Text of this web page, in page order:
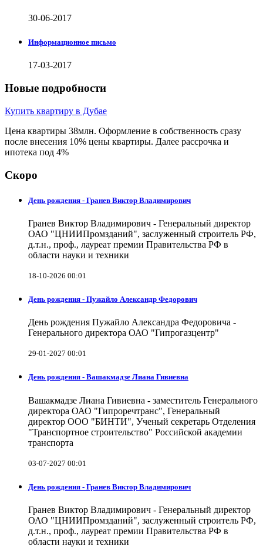
30-06-2017
Информационное письмо
17-03-2017
Новые подробности
Купить квартиру в Дубае
Цена квартиры 38млн. Оформление в собственность сразу
после внесения 10% цены квартиры. Далее рассрочка и
ипотека под 4%
Скоро
День рождения - Гранев Виктор Владимирович
Гранев Виктор Владимирович - Генеральный директор
ОАО "ЦНИИПромзданий", заслуженный строитель РФ,
д.т.н., проф., лауреат премии Правительства РФ в
области науки и техники
18-10-2026 00:01
День рождения - Пужайло Александр Федорович
День рождения Пужайло Александра Федоровича -
Генерального директора ОАО "Гипрогазцентр"
29-01-2027 00:01
День рождения - Вашакмадзе Лиана Гивиевна
Вашакмадзе Лиана Гивиевна - заместитель Генерального
директора ОАО "Гипроречтранс", Генеральный
директор ООО "БИНТИ", Ученый секретарь Отделения
"Транспортное строительство" Российской академии
транспорта
03-07-2027 00:01
День рождения - Гранев Виктор Владимирович
Гранев Виктор Владимирович - Генеральный директор
ОАО "ЦНИИПромзданий", заслуженный строитель РФ,
д.т.н., проф., лауреат премии Правительства РФ в
области науки и техники